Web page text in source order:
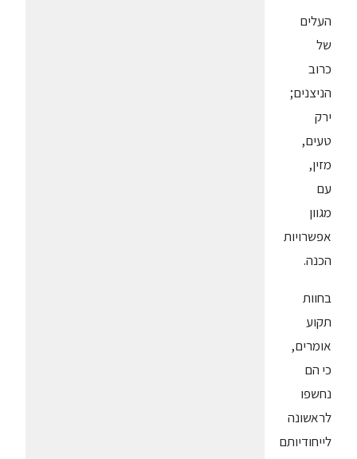
העלים
של
כרוב
הניצנים;
ירק
טעים,
מזין,
עם
מגוון
אפשרויות
הכנה.
בחוות
תקוע
אומרים,
כי הם
נחשפו
לראשונה
לייחודיותם